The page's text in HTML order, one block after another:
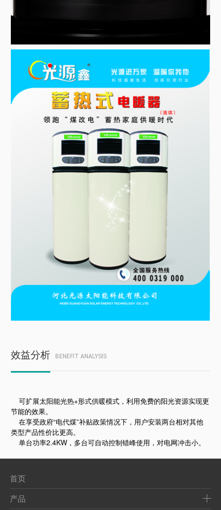
效益分析 BENEFIT ANALYSIS
可扩展太阳能光热+形式供暖模式，利用免费的阳光资源实现更
节能的效果。
在享受政府“电代煤”补贴政策情况下，用户安装两台相对其他
类型产品性价比更高。
单台功率2.4KW，多台可自动控制错峰使用，对电网冲击小。
首页
产品